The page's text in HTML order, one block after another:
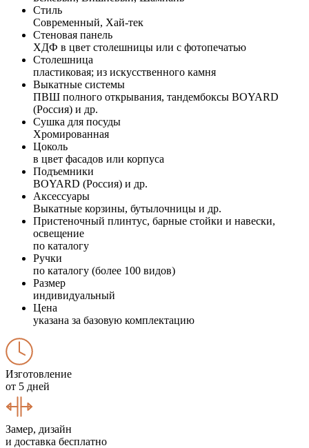
Стиль
Современный, Хай-тек
Стеновая панель
ХДФ в цвет столешницы или с фотопечатью
Столешница
пластиковая; из искусственного камня
Выкатные системы
ПВШ полного открывания, тандембоксы BOYARD
(Россия) и др.
Сушка для посуды
Хромированная
Цоколь
в цвет фасадов или корпуса
Подъемники
BOYARD (Россия) и др.
Аксессуары
Выкатные корзины, бутылочницы и др.
Пристеночный плинтус, барные стойки и навески,
освещение
по каталогу
Ручки
по каталогу (более 100 видов)
Размер
индивидуальный
Цена
указана за базовую комплектацию
Изготовление
от 5 дней
Замер, дизайн
и доставка бесплатно